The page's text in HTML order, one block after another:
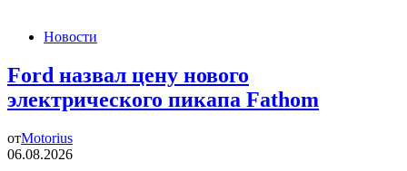
Новости
Ford назвал цену нового
электрического пикапа Fathom
отMotorius
06.08.2026